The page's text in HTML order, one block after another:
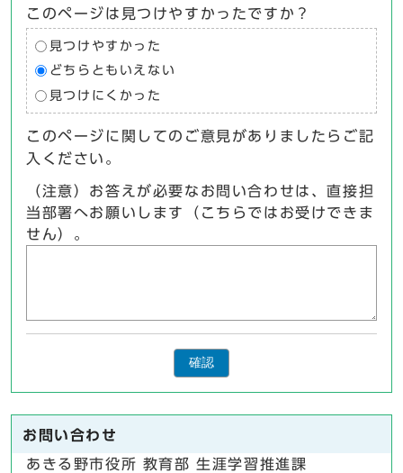
このページは見つけやすかったですか？
見つけやすかった
どちらともいえない
見つけにくかった
このページに関してのご意見がありましたらご記
入ください。
（注意）お答えが必要なお問い合わせは、直接担
当部署へお願いします（こちらではお受けできま
せん）。
確認
お問い合わせ
あきる野市役所 教育部 生涯学習推進課